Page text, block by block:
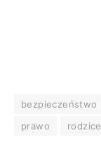
bezpieczeństwo
prawo
rodzice